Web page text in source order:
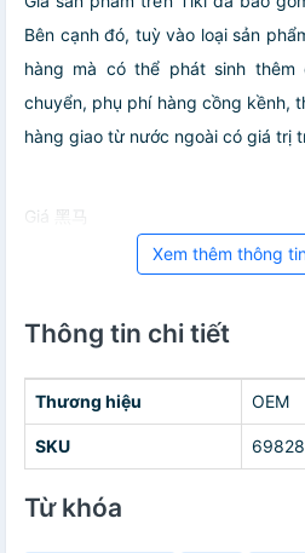
Bên cạnh đó, tuỳ vào loại sản
hàng mà có thể phát sinh
chuyển, phụ phí hàng cồng kềnh,
hàng giao từ nước ngoài có giá trị
Giá 黑马
Xem thêm thông
Thông tin chi tiết
Thương hiệu OEM
SKU
Từ khóa